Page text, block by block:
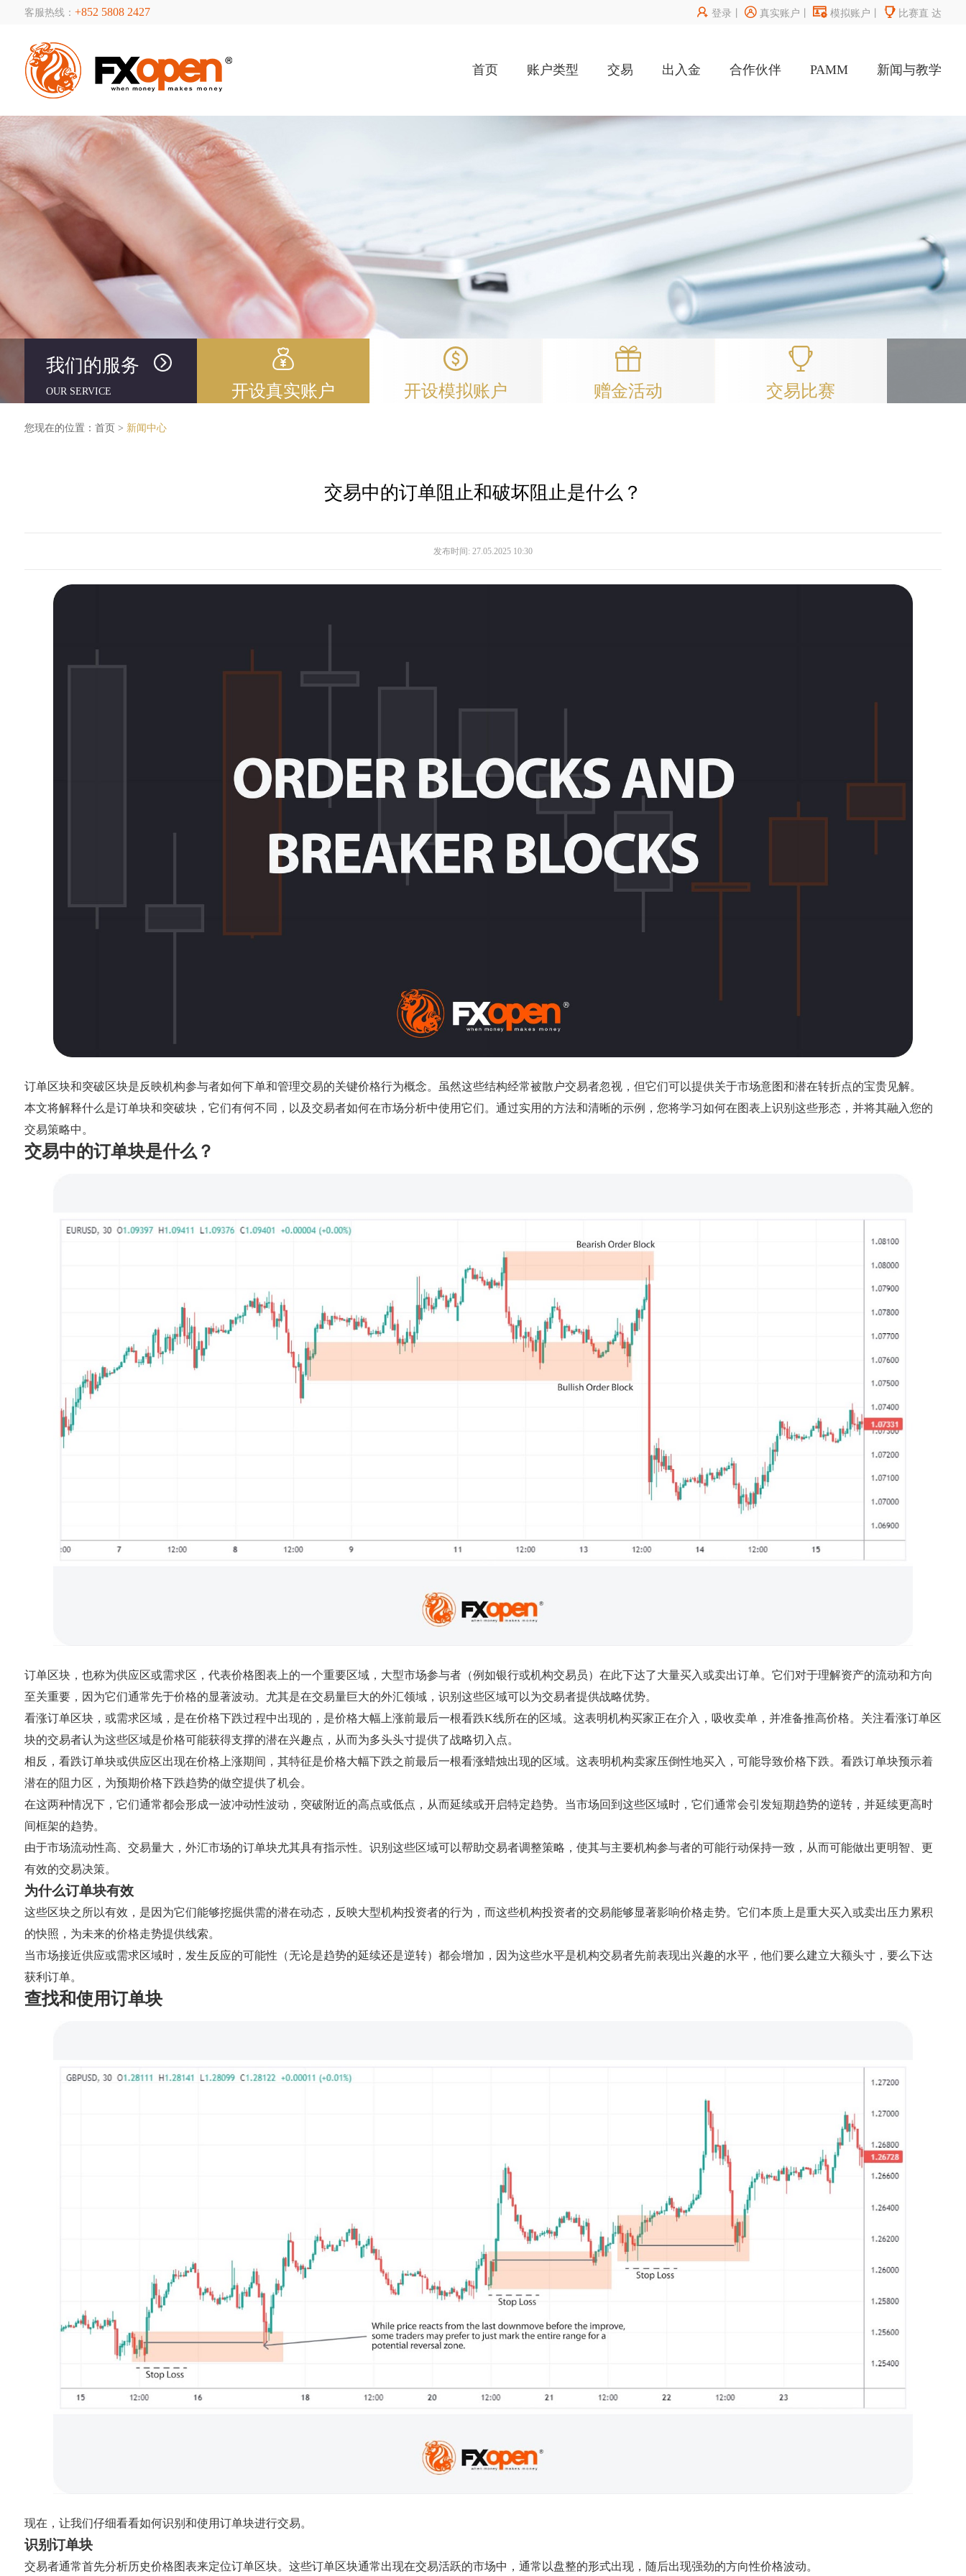
客服热线： +852 5808 2427  登录 丨 真实账户  模拟账户  比赛直 达
首页 账户类型 交易 出入金 合作伙伴 PAMM 新闻与教学
我们的服务
OUR SERVICE 开设真实账户 开设模拟账户 赠金活动 交易比赛
您现在的位置： 首页 > 新闻中心
交易中的订单阻止和破坏阻止是什么？
发布时间: 27.05.2025 10:30
订单区块和突破区块是反映机构参与者如何下单和管理交易的关键价格行为概念。虽然这些结构经常被散户交易者忽视，但它们可以提供关于市场意图和潜在转折点的宝贵见解。
本文将解释什么是订单块和突破块，它们有何不同，以及交易者如何在市场分析中使用它们。通过实用的方法和清晰的示例，您将学习如何在图表上识别这些形态，并将其融入您的
交易策略中。
交易中的订单块是什么？
订单区块，也称为供应区或需求区，代表价格图表上的一个重要区域，大型市场参与者（例如银行或机构交易员）在此下达了大量买入或卖出订单。它们对于理解资产的流动和方向
至关重要，因为它们通常先于价格的显著波动。尤其是在交易量巨大的外汇领域，识别这些区域可以为交易者提供战略优势。
看涨订单区块，或需求区域，是在价格下跌过程中出现的，是价格大幅上涨前最后一根看跌K线所在的区域。这表明机构买家正在介入，吸收卖单，并准备推高价格。关注看涨订单区
块的交易者认为这些区域是价格可能获得支撑的潜在兴趣点，从而为多头头寸提供了战略切入点。
相反，看跌订单块或供应区出现在价格上涨期间，其特征是价格大幅下跌之前最后一根看涨蜡烛出现的区域。这表明机构卖家压倒性地买入，可能导致价格下跌。看跌订单块预示着
潜在的阻力区，为预期价格下跌趋势的做空提供了机会。
在这两种情况下，它们通常都会形成一波冲动性波动，突破附近的高点或低点，从而延续或开启特定趋势。当市场回到这些区域时，它们通常会引发短期趋势的逆转，并延续更高时
间框架的趋势。
由于市场流动性高、交易量大，外汇市场的订单块尤其具有指示性。识别这些区域可以帮助交易者调整策略，使其与主要机构参与者的可能行动保持一致，从而可能做出更明智、更
有效的交易决策。
为什么订单块有效
这些区块之所以有效，是因为它们能够挖掘供需的潜在动态，反映大型机构投资者的行为，而这些机构投资者的交易能够显著影响价格走势。它们本质上是重大买入或卖出压力累积
的快照，为未来的价格走势提供线索。
当市场接近供应或需求区域时，发生反应的可能性（无论是趋势的延续还是逆转）都会增加，因为这些水平是机构交易者先前表现出兴趣的水平，他们要么建立大额头寸，要么下达
获利订单。
查找和使用订单块
现在，让我们仔细看看如何识别和使用订单块进行交易。
识别订单块
交易者通常首先分析历史价格图表来定位订单区块。这些订单区块通常出现在交易活跃的市场中，通常以盘整的形式出现，随后出现强劲的方向性价格波动。